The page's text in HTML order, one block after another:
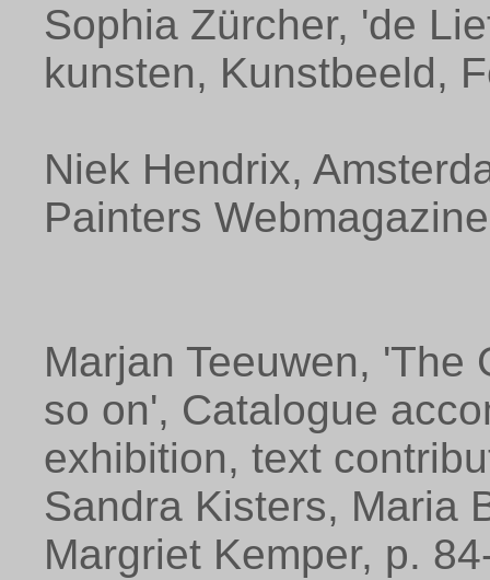
Sophia Zürcher, 'de
kunsten, Kunstbeeld,
Niek Hendrix,
Painters
Marjan Teeuwen, 'The
so on', Catalogue
exhibition, text
Sandra Kisters, Maria
Margriet Kemper, p.